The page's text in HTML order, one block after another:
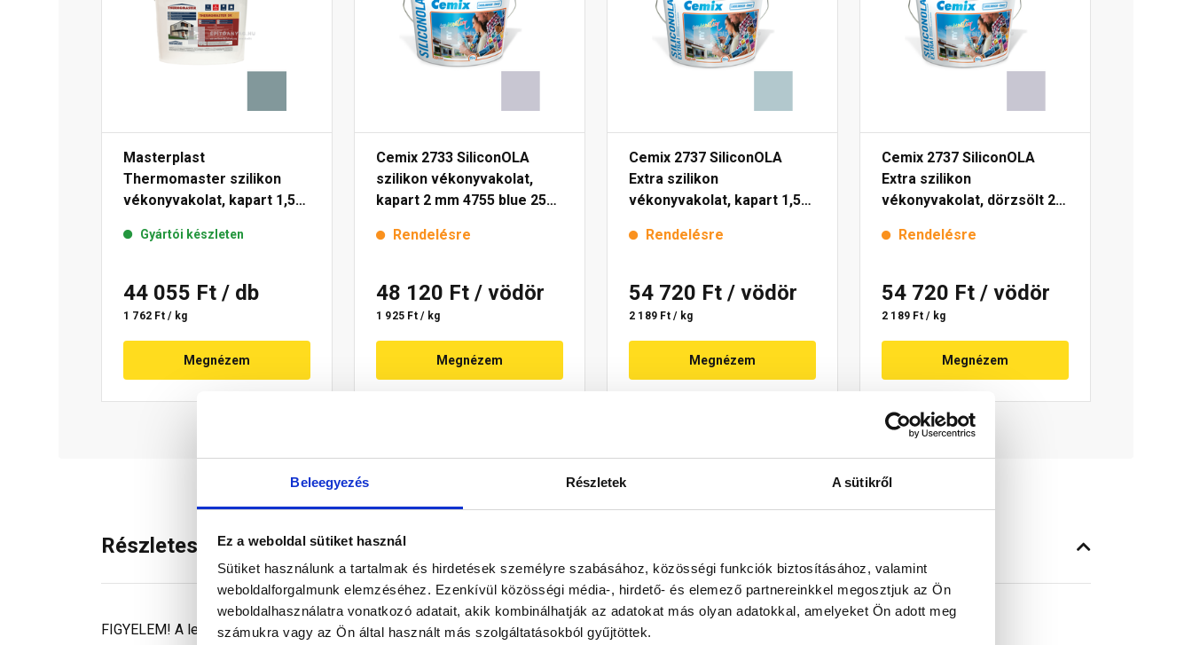
Beleegyezés Részletek A sütikről
Ez a weboldal sütiket használ
Sütiket használunk a tartalmak és hirdetések személyre szabásához, közösségi funkciók biztosításához, valamint
weboldalforgalmunk elemzéséhez. Ezenkívül közösségi média-, hirdető- és elemező partnereinkkel megosztjuk az Ön
weboldalhasználatra vonatkozó adatait, akik kombinálhatják az adatokat más olyan adatokkal, amelyeket Ön adott meg
számukra vagy az Ön által használt más szolgáltatásokból gyűjtöttek.
Masterplast
Thermomaster szilikon
vékonyvakolat, kapart 1,5
Gyártói készleten
44 055 Ft / db
1 762 Ft / kg
Megnézem
Cemix 2733 SiliconOLA
szilikon vékonyvakolat,
kapart 2 mm 4755 blue 25
Rendelésre
48 120 Ft / vödör
1 925 Ft / kg
Megnézem
Cemix 2737 SiliconOLA
Extra szilikon
vékonyvakolat, kapart 1,5
Rendelésre
54 720 Ft / vödör
2 189 Ft / kg
Megnézem
Cemix 2737 SiliconOLA
Extra szilikon
vékonyvakolat, dörzsölt 2
Rendelésre
54 720 Ft / vödör
2 189 Ft / kg
Megnézem
Részletes leírás
FIGYELEM! A leírás végén fontos információkat talál a termékkel kapcsolatban. Kérjük, figyelmesen olvassa el!